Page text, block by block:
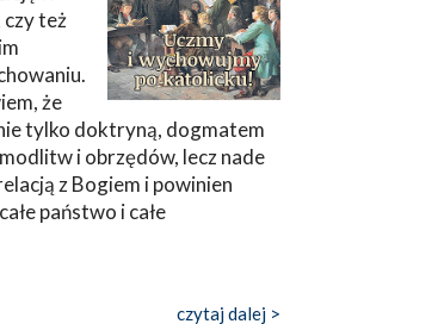
czy też
że
tylko doktryną, dogmatem
i obrzędów, lecz nade
z Bogiem i powinien
państwo i całe
czytaj dalej >